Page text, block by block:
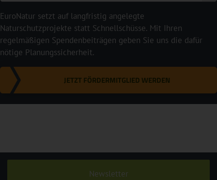
EuroNatur setzt auf langfristig angelegte
Naturschutzprojekte statt Schnellschüsse. Mit Ihren
regelmäßigen Spendenbeiträgen geben Sie uns die dafür
nötige Planungssicherheit.
JETZT FÖRDERMITGLIED WERDEN
Newsletter